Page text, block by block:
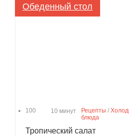
Обеденный стол
100 10 минут Рецепты /
блюда
Тропический салат